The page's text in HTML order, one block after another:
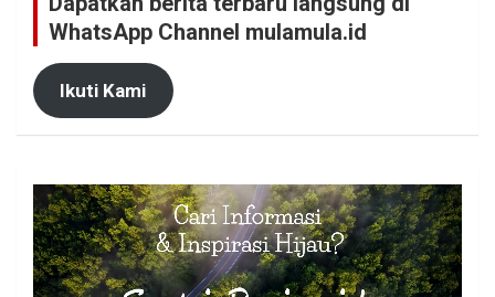
WhatsApp Channel mulamula.id
Ikuti Kami